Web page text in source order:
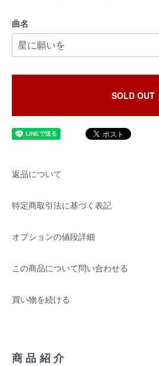
曲名
SOLD OUT
返品について
特定商取引法に基づく表記
オプションの値段詳細
この商品について問い合わせる
買い物を続ける
商品紹介